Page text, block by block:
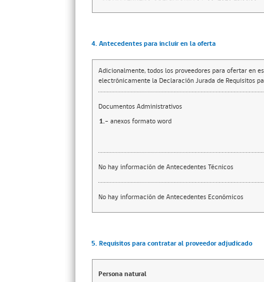
4. Antecedentes para incluir en la oferta
Adicionalmente, todos los proveedores para ofertar en
electrónicamente la Declaración Jurada de Requisitos
Documentos Administrativos
1.- anexos formato word
No hay información de Antecedentes Técnicos
No hay información de Antecedentes Económicos
5. Requisitos para contratar al proveedor adjudicado
Persona natural